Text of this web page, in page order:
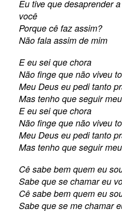
Eu tive que desaprender
você
Porque cê faz assim?
Não fala assim de mim
E eu sei que chora
Não finge que não viveu
Meu Deus eu pedi tanto
Mas tenho que seguir
E eu sei que chora
Não finge que não viveu
Meu Deus eu pedi tanto
Mas tenho que seguir
Cê sabe bem quem eu
Sabe que se chamar eu
Cê sabe bem quem eu
Sabe que se me chamar